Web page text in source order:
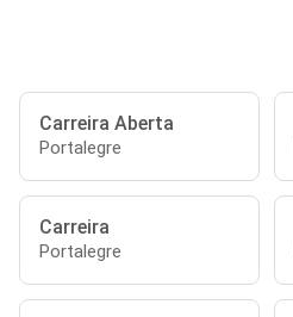
Carreira Aberta
Portalegre
Carreira
Portalegre